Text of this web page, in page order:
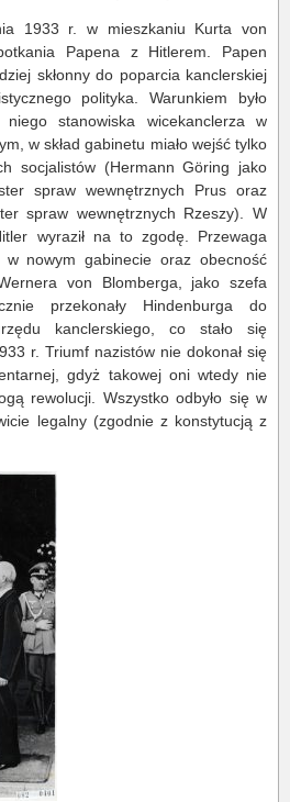
1933 r. w mieszkaniu Kurta von
Papena z Hitlerem. Papen
skłonny do poparcia kanclerskiej
polityka. Warunkiem było
stanowiska wicekanclerza w
w skład gabinetu miało wejść tylko
socjalistów (Hermann Göring jako
spraw wewnętrznych Prus oraz
spraw wewnętrznych Rzeszy). W
wyraził na to zgodę. Przewaga
w nowym gabinecie oraz obecność
von Blomberga, jako szefa
przekonały Hindenburga do
kanclerskiego, co stało się
r. Triumf nazistów nie dokonał się
gdyż takowej oni wtedy nie
rewolucji. Wszystko odbyło się w
legalny (zgodnie z konstytucją z